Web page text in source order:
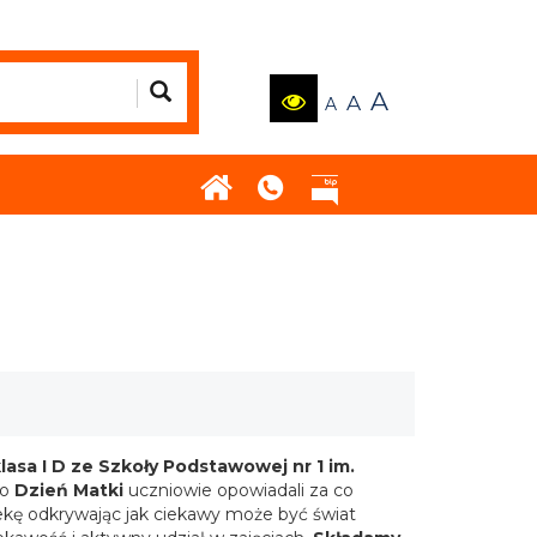
A A A
I D ze Szkoły Podstawowej nr 1 im.
Dzień Matkiuczniowie opowiadali za co
odkrywając jak ciekawy może być świat